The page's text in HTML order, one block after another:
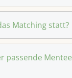
Matching statt?
passende Mentee